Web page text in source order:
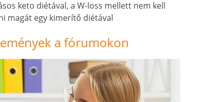
keto diétával, a W-loss mellett nem kell
magát egy kimerítő diétával
a fórumokon